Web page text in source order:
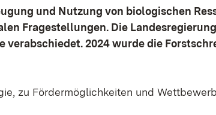
und Nutzung von biologischen
Fragestellungen. Die
verabschiedet. 2024 wurde die
zu Fördermöglichkeiten und